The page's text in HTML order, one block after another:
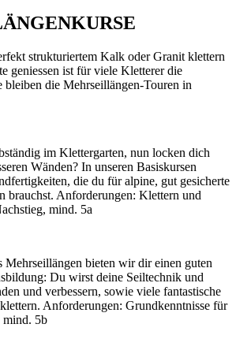
strukturiertem Kalk oder Granit klettern
geniessen ist für viele Kletterer die
die Mehrseillängen-Touren in
im Klettergarten, nun locken dich
Wänden? In unseren Basiskursen
die du für alpine, gut gesicherte
brauchst. Anforderungen: Klettern und
mind. 5a
Mehrseillängen bieten wir dir einen guten
Du wirst deine Seiltechnik und
und verbessern, sowie viele fantastische
Anforderungen: Grundkenntnisse für
mind. 5b